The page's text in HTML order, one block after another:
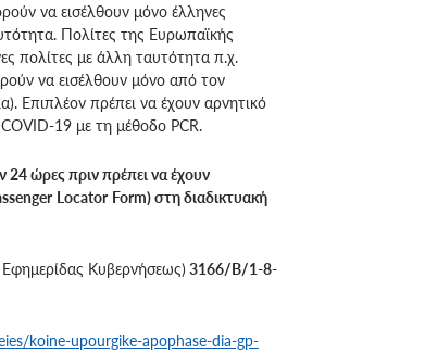
να εισέλθουν μόνο έλληνες
Πολίτες της Ευρωπαϊκής
πολίτες με άλλη ταυτότητα π.χ.
να εισέλθουν μόνο από τον
Επιπλέον πρέπει να έχουν αρνητικό
19 με τη μέθοδο PCR.
24 ώρες πριν πρέπει να έχουν
Locator Form) στη διαδικτυακή
Κυβερνήσεως) 3166/Β/1-8-
koine-upourgike-apophase-dia-gp-